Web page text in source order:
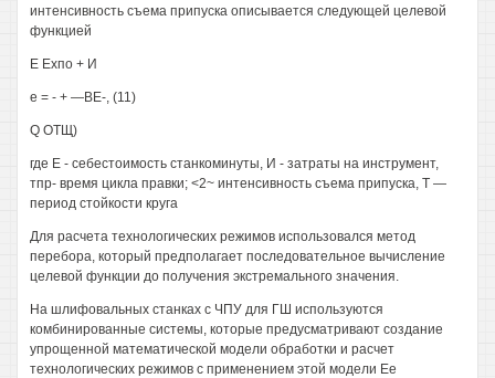
интенсивность съема припуска описывается следующей целевой
функцией
Е Ехпо + И
е = - + —ВЕ-, (11)
Q ОТЩ)
где Е - себестоимость станкоминуты, И - затраты на инструмент,
тпр- время цикла правки; <2~ интенсивность съема припуска, Т —
период стойкости круга
Для расчета технологических режимов использовался метод
перебора, который предполагает последовательное вычисление
целевой функции до получения экстремального значения.
На шлифовальных станках с ЧПУ для ГШ используются
комбинированные системы, которые предусматривают создание
упрощенной математической модели обработки и расчет
технологических режимов с применением этой модели Ее